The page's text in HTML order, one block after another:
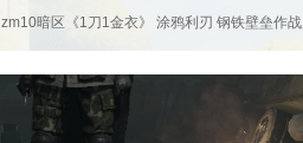
zm10暗区《1刀1金衣》 涂鸦利刃 钢铁壁垒作